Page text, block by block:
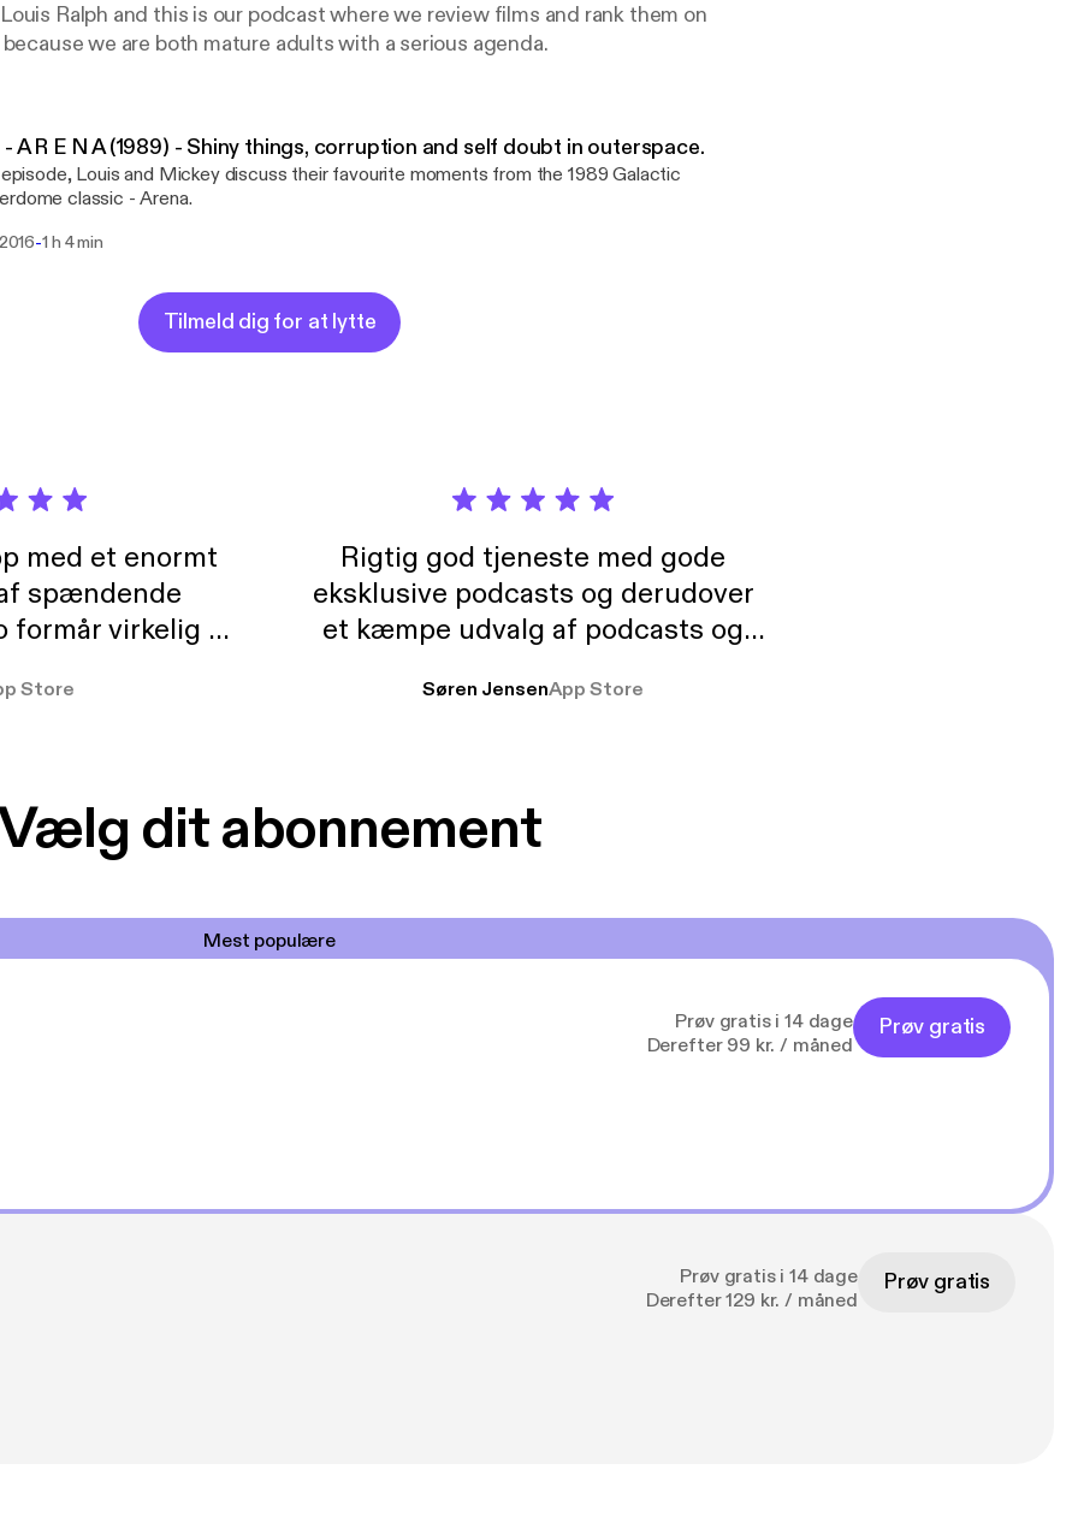
Ralph and this is our podcast where we review films and rank them on
we are both mature adults with a serious agenda.
- A R E N A (1989) - Shiny things, corruption and self doubt in outerspace.
Louis and Mickey discuss their favourite moments from the 1989 Galactic
classic - Arena.
-1 h 4 min
Tilmeld dig for at lytte
med et enormt
spændende
formår virkelig at
At der så også
Store
Rigtig god tjeneste med gode
eksklusive podcasts og derudover
et kæmpe udvalg af podcasts og
ikke andet så udelukkende pga
Søren JensenApp Store
dit abonnement
Mest populære
Prøv gratis i 14 dage
Derefter 99 kr. / måned
Prøv gratis
Prøv gratis i 14 dage
Derefter 129 kr. / måned
Prøv gratis